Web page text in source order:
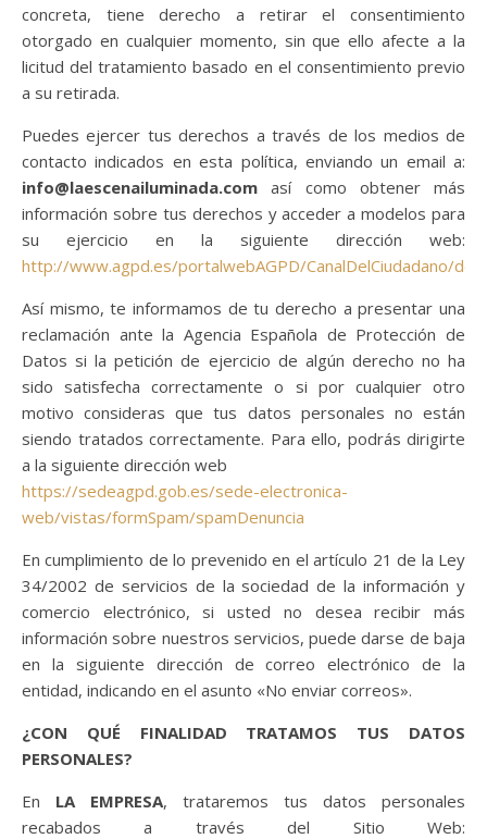
concreta, tiene derecho a retirar el consentimiento
otorgado en cualquier momento, sin que ello afecte a la
licitud del tratamiento basado en el consentimiento previo
a su retirada.
Puedes ejercer tus derechos a través de los medios de
contacto indicados en esta política, enviando un email a:
info@laescenailuminada.com así como obtener más
información sobre tus derechos y acceder a modelos para
su ejercicio en la siguiente dirección web:
http://www.agpd.es/portalwebAGPD/CanalDelCiudadano/
Así mismo, te informamos de tu derecho a presentar una
reclamación ante la Agencia Española de Protección de
Datos si la petición de ejercicio de algún derecho no ha
sido satisfecha correctamente o si por cualquier otro
motivo consideras que tus datos personales no están
siendo tratados correctamente. Para ello, podrás dirigirte
a la siguiente dirección web
https://sedeagpd.gob.es/sede-electronica-
web/vistas/formSpam/spamDenuncia
En cumplimiento de lo prevenido en el artículo 21 de la Ley
34/2002 de servicios de la sociedad de la información y
comercio electrónico, si usted no desea recibir más
información sobre nuestros servicios, puede darse de baja
en la siguiente dirección de correo electrónico de la
entidad, indicando en el asunto «No enviar correos».
¿CON QUÉ FINALIDAD TRATAMOS TUS DATOS
PERSONALES?
En LA EMPRESA, trataremos tus datos personales
recabados a través del Sitio Web: